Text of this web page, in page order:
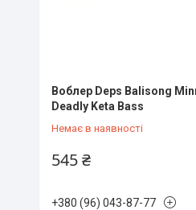
Воблер Deps Balisong
Deadly Keta Bass
Немає в наявності
545 ₴
+380 (96) 043-87-77